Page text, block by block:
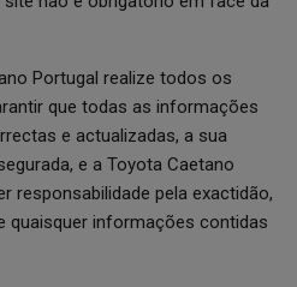
Portugal realize todos os
que todas as informações
e actualizadas, a sua
e a Toyota Caetano
responsabilidade pela exactidão,
quaisquer informações contidas